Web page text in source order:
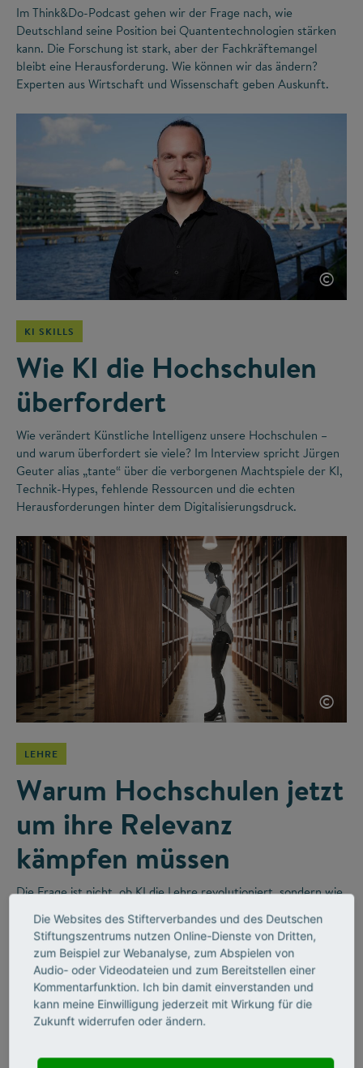
Im Think&Do-Podcast gehen wir der Frage nach, wie
Deutschland seine Position bei Quantentechnologien stärken
kann. Die Forschung ist stark, aber der Fachkräftemangel
bleibt eine Herausforderung. Wie können wir das ändern?
Experten aus Wirtschaft und Wissenschaft geben Auskunft.
©
KI SKILLS
Wie KI die Hochschulen
überfordert
Wie verändert Künstliche Intelligenz unsere Hochschulen –
und warum überfordert sie viele? Im Interview spricht Jürgen
Geuter alias „tante“ über die verborgenen Machtspiele der KI,
Technik-Hypes, fehlende Ressourcen und die echten
Herausforderungen hinter dem Digitalisierungsdruck.
©
LEHRE
Warum Hochschulen jetzt
um ihre Relevanz
kämpfen müssen
Die Frage ist nicht, ob KI die Lehre revolutioniert, sondern wie
Religionswissenschaftler Bernhard Lange vom disruptiven
Wandel in Hochschulen und wie Unternehmen diesen
befeuern werden.
Die Websites des Stifterverbandes und des Deutschen
Stiftungszentrums nutzen Online-Dienste von Dritten,
zum Beispiel zur Webanalyse, zum Abspielen von
Audio- oder Videodateien und zum Bereitstellen einer
Kommentarfunktion. Ich bin damit einverstanden und
kann meine Einwilligung jederzeit mit Wirkung für die
Zukunft widerrufen oder ändern.